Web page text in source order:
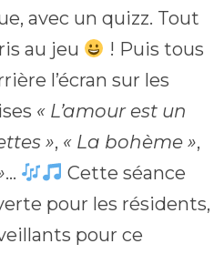
avec un quizz. Tout
au jeu
! Puis tous
l’écran sur les
« L’amour est un
», « La bohème »,
…
Cette séance
pour les résidents,
pour ce